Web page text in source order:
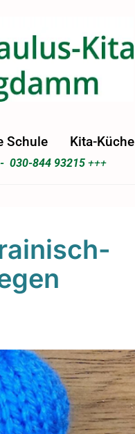
Schule Kita-Küche
030-844 93215+++